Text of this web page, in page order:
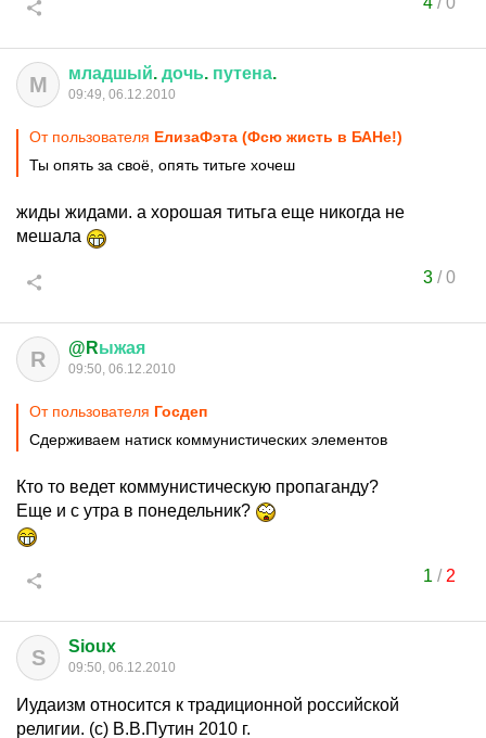
М младшый. дочь. путена.
09:49, 06.12.2010
От пользователя ЕлизаФэта (Фсю жисть в БАНе!)
Ты опять за своё, опять титьге хочеш
жиды жидами. а хорошая титьга еще никогда не
мешала
3/0
R @Rыжая
09:50, 06.12.2010
От пользователя Госдеп
Сдерживаем натиск коммунистических элементов
Кто то ведет коммунистическую пропаганду?
Еще и с утра в понедельник?
1 / 2
S Sioux
09:50, 06.12.2010
Иудаизм относится к традиционной российской
религии. (с) В.В.Путин 2010 г.